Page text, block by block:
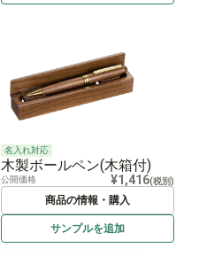
名入れ対応
木製ボールペン(木箱付)
公開価格 ¥1,416(税別)
商品の情報・購入
サンプルを追加